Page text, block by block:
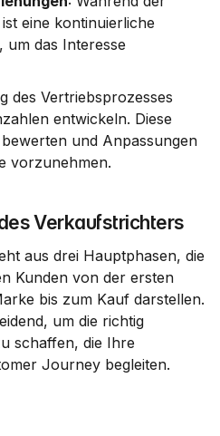
eine kontinuierliche
um das Interesse
des Vertriebsprozesses
entwickeln. Diese
und Anpassungen
vorzunehmen.
Verkaufstrichters
aus drei Hauptphasen, die
Kunden von der ersten
bis zum Kauf darstellen.
um die richtig
schaffen, die Ihre
Journey begleiten.